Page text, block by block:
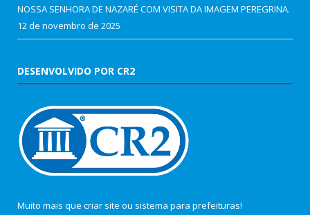
NOSSA SENHORA DE NAZARÉ COM VISITA DA IMAGEM PEREGRINA.
12 de novembro de 2025
DESENVOLVIDO POR CR2
Muito mais que criar site ou sistema para prefeituras!